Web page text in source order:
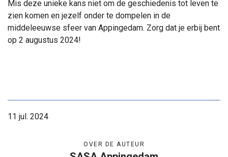
Mis deze unieke kans niet om de geschiedenis tot leven te
zien komen en jezelf onder te dompelen in de
middeleeuwse sfeer van Appingedam. Zorg dat je erbij bent
op 2 augustus 2024!
11 jul. 2024
OVER DE AUTEUR